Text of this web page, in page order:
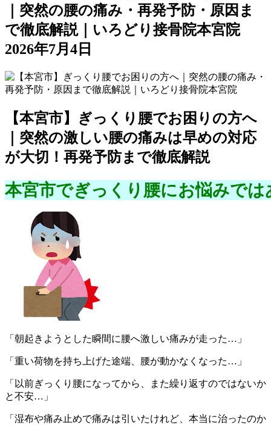
｜突然の腰の痛み・再発予防・原因ま
で徹底解説｜いろどり接骨院本宮院
2026年7月4日
【本宮市】ぎっくり腰でお困りの方へ
｜突然の激しい腰の痛みは早めの対応
が大切！再発予防まで徹底解説
本宮市でぎっくり腰にお悩みで
「朝起きようとした瞬間に腰へ激しい痛みが走った…」
「重い荷物を持ち上げた途端、腰が動かなくなった…」
「以前ぎっくり腰になってから、また繰り返すのではないか
と不安…」
「湿布や痛み止めで痛みは引いたけれど、本当に治ったのか